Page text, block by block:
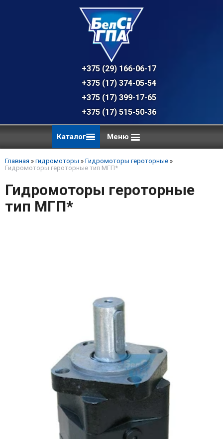
+375 (29) 166-06-17 - техническая
+375 (17) 374-05-54 - общий отдел,
+375 (17) 399-17-65
+375 (17) 515-50-36
Каталог Меню
Главная » гидромоторы » Гидромоторы героторные »
Гидромоторы героторные тип МГП*
Гидромоторы героторные
тип МГП*